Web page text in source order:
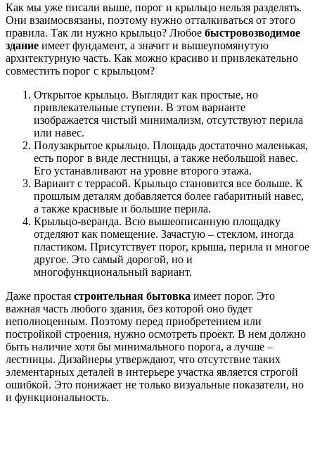
Как мы уже писали выше, порог и крыльцо нельзя разделять.
Они взаимосвязаны, поэтому нужно отталкиваться от этого
правила. Так ли нужно крыльцо? Любое быстровозводимое
здание имеет фундамент, а значит и вышеупомянутую
архитектурную часть. Как можно красиво и привлекательно
совместить порог с крыльцом?
Открытое крыльцо. Выглядит как простые, но
привлекательные ступени. В этом варианте
изображается чистый минимализм, отсутствуют перила
или навес.
Полузакрытое крыльцо. Площадь достаточно маленькая,
есть порог в виде лестницы, а также небольшой навес.
Его устанавливают на уровне второго этажа.
Вариант с террасой. Крыльцо становится все больше. К
прошлым деталям добавляется более габаритный навес,
а также красивые и большие перила.
Крыльцо-веранда. Всю вышеописанную площадку
отделяют как помещение. Зачастую – стеклом, иногда
пластиком. Присутствует порог, крыша, перила и многое
другое. Это самый дорогой, но и
многофункциональный вариант.
Даже простая строительная бытовка имеет порог. Это
важная часть любого здания, без которой оно будет
неполноценным. Поэтому перед приобретением или
постройкой строения, нужно осмотреть проект. В нем должно
быть наличие хотя бы минимального порога, а лучше –
лестницы. Дизайнеры утверждают, что отсутствие таких
элементарных деталей в интерьере участка является строгой
ошибкой. Это понижает не только визуальные показатели, но
и функциональность.